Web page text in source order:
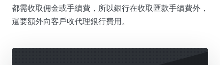
都需收取佣金或手續費，所以銀行在收取匯款手續費外，
還要額外向客戶收代理銀行費用。